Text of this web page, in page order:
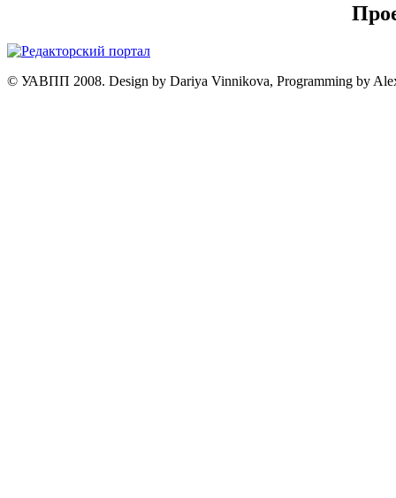
© УАВПП 2008. Design by Dariya Vinnikova, Programming by